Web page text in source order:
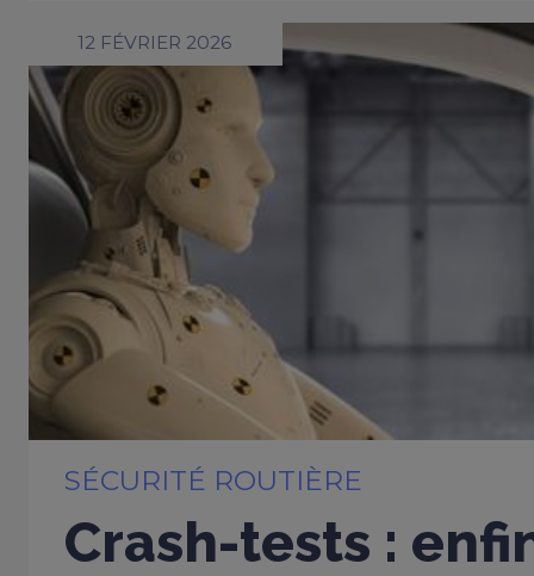
12 FÉVRIER 2026
SÉCURITÉ ROUTIÈRE
Crash-tests :